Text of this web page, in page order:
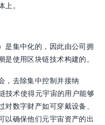
。
是集中化的，因此由公司拥
使用区块链技术构建的。
，去除集中控制并接纳
技术使得元宇宙的用户能够
数字财产如可穿戴设备、
以确保他们元宇宙资产的出